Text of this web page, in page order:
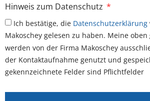
Hinweis zum Datenschutz
Ich bestätige, die Datenschutzerklärung
Makoschey gelesen zu haben. Meine
werden von der Firma Makoschey
der Kontaktaufnahme genutzt und
gekennzeichnete Felder sind Pflichtfelder